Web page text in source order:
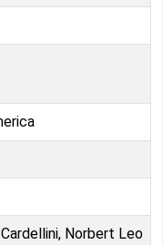
Norbert Leo